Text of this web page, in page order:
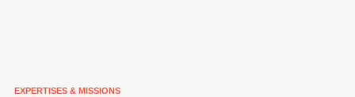
EXPERTISES & MISSIONS